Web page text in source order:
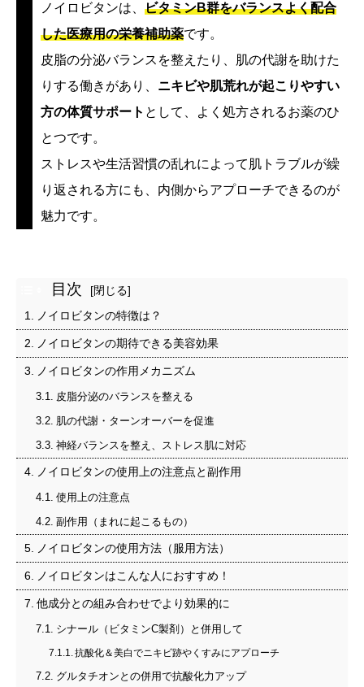
ノイロビタンは、 ビタミンB群をバランスよく配合
した医療用の栄養補助薬です。
皮脂の分泌バランスを整えたり、肌の代謝を助けた
りする働きがあり、 ニキビや肌荒れが起こりやすい
方の体質サポート として、よく処方されるお薬のひ
とつです。
ストレスや生活習慣の乱れによって肌トラブルが繰
り返される方にも、内側からアプローチできるのが
魅力です。
目次
ノイロビタンの特徴は？
ノイロビタンの期待できる美容効果
ノイロビタンの作用メカニズム
皮脂分泌のバランスを整える
肌の代謝・ターンオーバーを促進
神経バランスを整え、ストレス肌に対応
ノイロビタンの使用上の注意点と副作用
使用上の注意点
副作用（まれに起こるもの）
ノイロビタンの使用方法（服用方法）
ノイロビタンはこんな人におすすめ！
他成分との組み合わせでより効果的に
シナール（ビタミンC製剤）と併用して
抗酸化＆美白でニキビ跡やくすみにアプローチ
グルタチオンとの併用で抗酸化力アップ